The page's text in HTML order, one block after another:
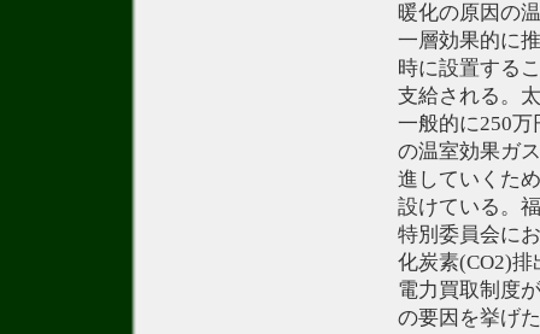
暖化の原因の
一層効果的に
時に設置する
支給される。
一般的に250
の温室効果ガ
進していくた
設けている。
特別委員会に
化炭素(CO2)
電力買取制度
の要因を挙げ